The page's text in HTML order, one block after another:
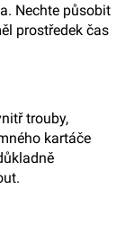
Nechte působit
prostředek čas
trouby,
kartáče